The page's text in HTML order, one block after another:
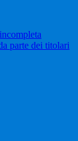
parte dei titolari